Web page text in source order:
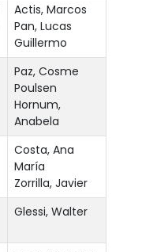
Actis, Marcos
Pan, Lucas
Guillermo
Paz, Cosme
Poulsen
Hornum,
Anabela
Costa, Ana
María
Zorrilla, Javier
Glessi, Walter